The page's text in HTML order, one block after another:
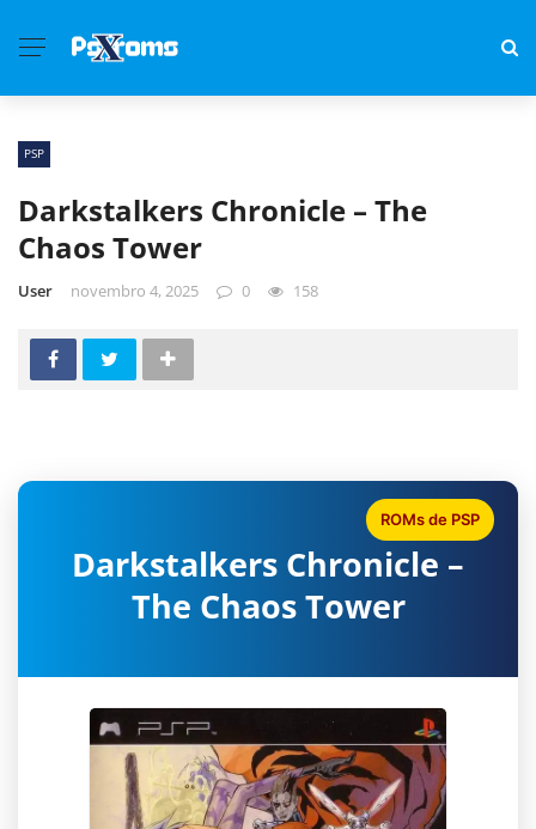
PSP
Darkstalkers Chronicle – The
Chaos Tower
User novembro 4, 2025 0 158
Darkstalkers Chronicle –
The Chaos Tower
ROMs de PSP